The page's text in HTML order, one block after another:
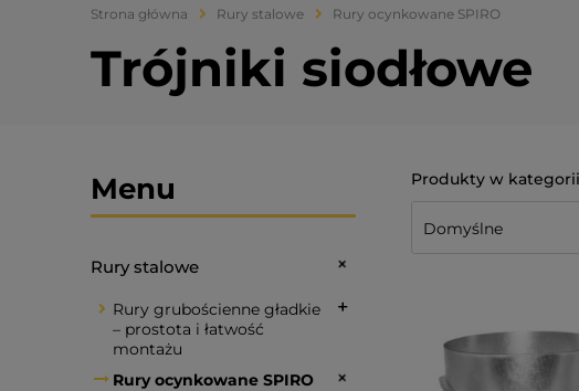
Strona główna Rury stalowe Rury ocynkowane SPIRO
Trójniki siodłowe
Menu
Rury stalowe
Rury grubościenne gładkie
– prostota i łatwość
montażu
Rury ocynkowane SPIRO